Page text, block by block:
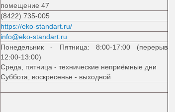
помещение 47
(8422) 735-005
https://eko-standart.ru/
info@eko-standart.ru
Понедельник - Пятница: 8:00-17:00 (перерыв
12:00-13:00)
Среда, пятница - технические неприёмные дни
Суббота, воскресенье - выходной